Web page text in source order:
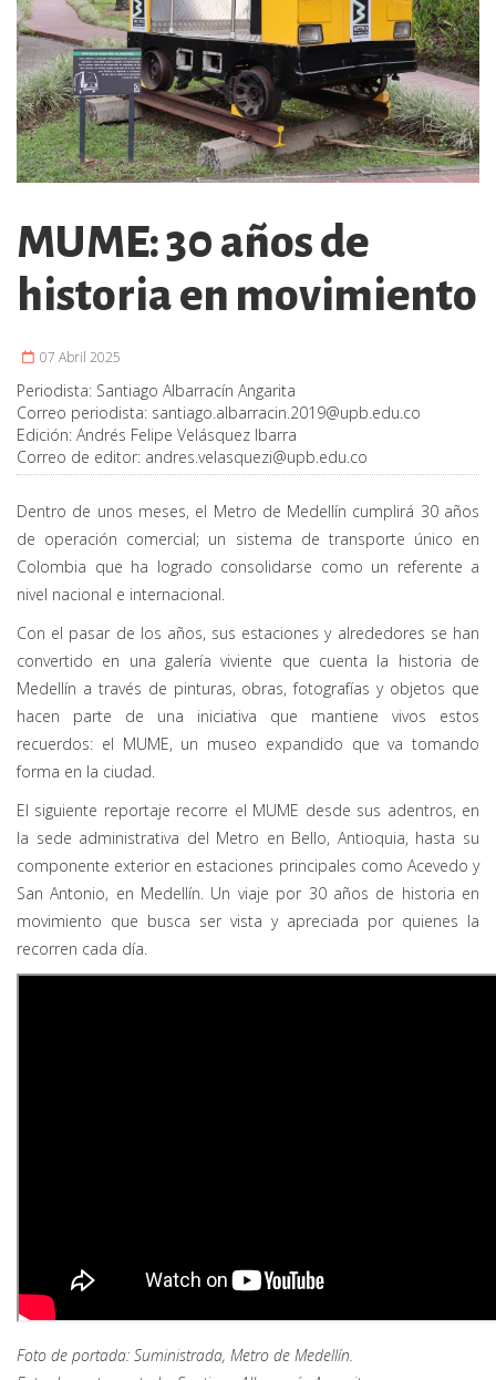
MUME: 30 años de
historia en movimiento
07 Abril 2025
Periodista: Santiago Albarracín Angarita
Correo periodista: santiago.albarracin.2019@upb.edu.co
Edición: Andrés Felipe Velásquez Ibarra
Correo de editor: andres.velasquezi@upb.edu.co
Dentro de unos meses, el Metro de Medellín cumplirá 30 años
de operación comercial; un sistema de transporte único en
Colombia que ha logrado consolidarse como un referente a
nivel nacional e internacional.
Con el pasar de los años, sus estaciones y alrededores se han
convertido en una galería viviente que cuenta la historia de
Medellín a través de pinturas, obras, fotografías y objetos que
hacen parte de una iniciativa que mantiene vivos estos
recuerdos: el MUME, un museo expandido que va tomando
forma en la ciudad.
El siguiente reportaje recorre el MUME desde sus adentros, en
la sede administrativa del Metro en Bello, Antioquia, hasta su
componente exterior en estaciones principales como Acevedo y
San Antonio, en Medellín. Un viaje por 30 años de historia en
movimiento que busca ser vista y apreciada por quienes la
recorren cada día.
Foto de portada: Suministrada, Metro de Medellín.